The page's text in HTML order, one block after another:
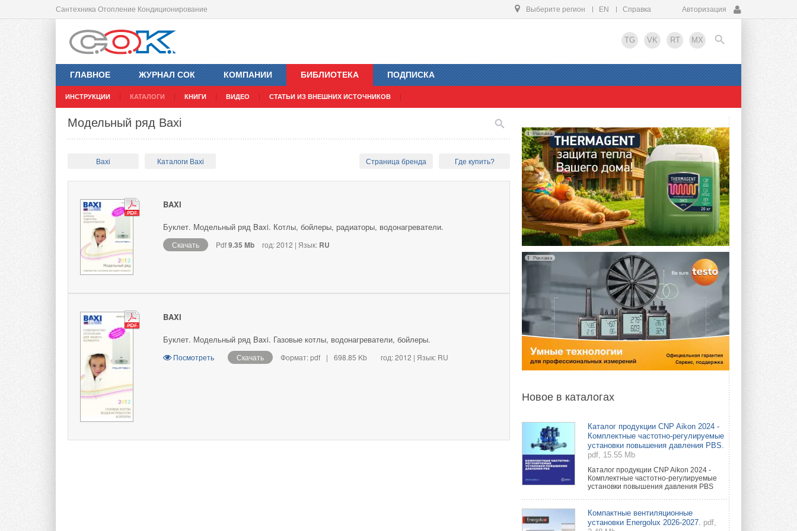
Сантехника Отопление Кондиционирование Выберите регион EN Справка Авторизация
TG VK RT MX
ГЛАВНОЕ ЖУРНАЛ СОК КОМПАНИИ БИБЛИОТЕКА
ИНСТРУКЦИИ КАТАЛОГИ КНИГИ ВИДЕО СТАТЬИ ИЗ ВНЕШНИХ ИСТОЧНИКОВ
ПОДПИСКА
EN
Модельный ряд Baxi
Baxi Каталоги Baxi Страница бренда Где купить?
BAXI
Буклет. Модельный ряд Baxi. Котлы, бойлеры, радиаторы, водонагреватели.
Скачать Pdf9.35 Mb год: 2012 | Язык: RU
BAXI
Буклет. Модельный ряд Baxi. Газовые котлы, водонагреватели, бойлеры.
Посмотреть Скачать Формат: pdf | 698.85 Kb год: 2012 | Язык: RU
Реклама
Реклама
Новое в каталогах
Каталог продукции CNP Aikon 2024 -
Комплектные частотно-регулируемые
установки повышения давления PBS.
pdf, 15.55 Mb
Каталог продукции CNP Aikon 2024 -
Комплектные частотно-регулируемые
установки повышения давления PBS
Компактные вентиляционные
установки Energolux 2026-2027. pdf,